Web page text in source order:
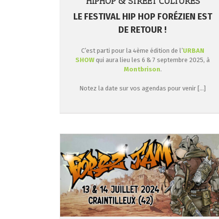
LE FESTIVAL HIP HOP FORÉZIEN EST
DE RETOUR !
C’est parti pour la 4ème édition de l’URBAN
SHOW qui aura lieu les 6 & 7 septembre 2025, à
Montbrison.
Notez la date sur vos agendas pour venir […]
Light Painting GEANT le 14 juillet à
!
Actualités Évènements Light Painting